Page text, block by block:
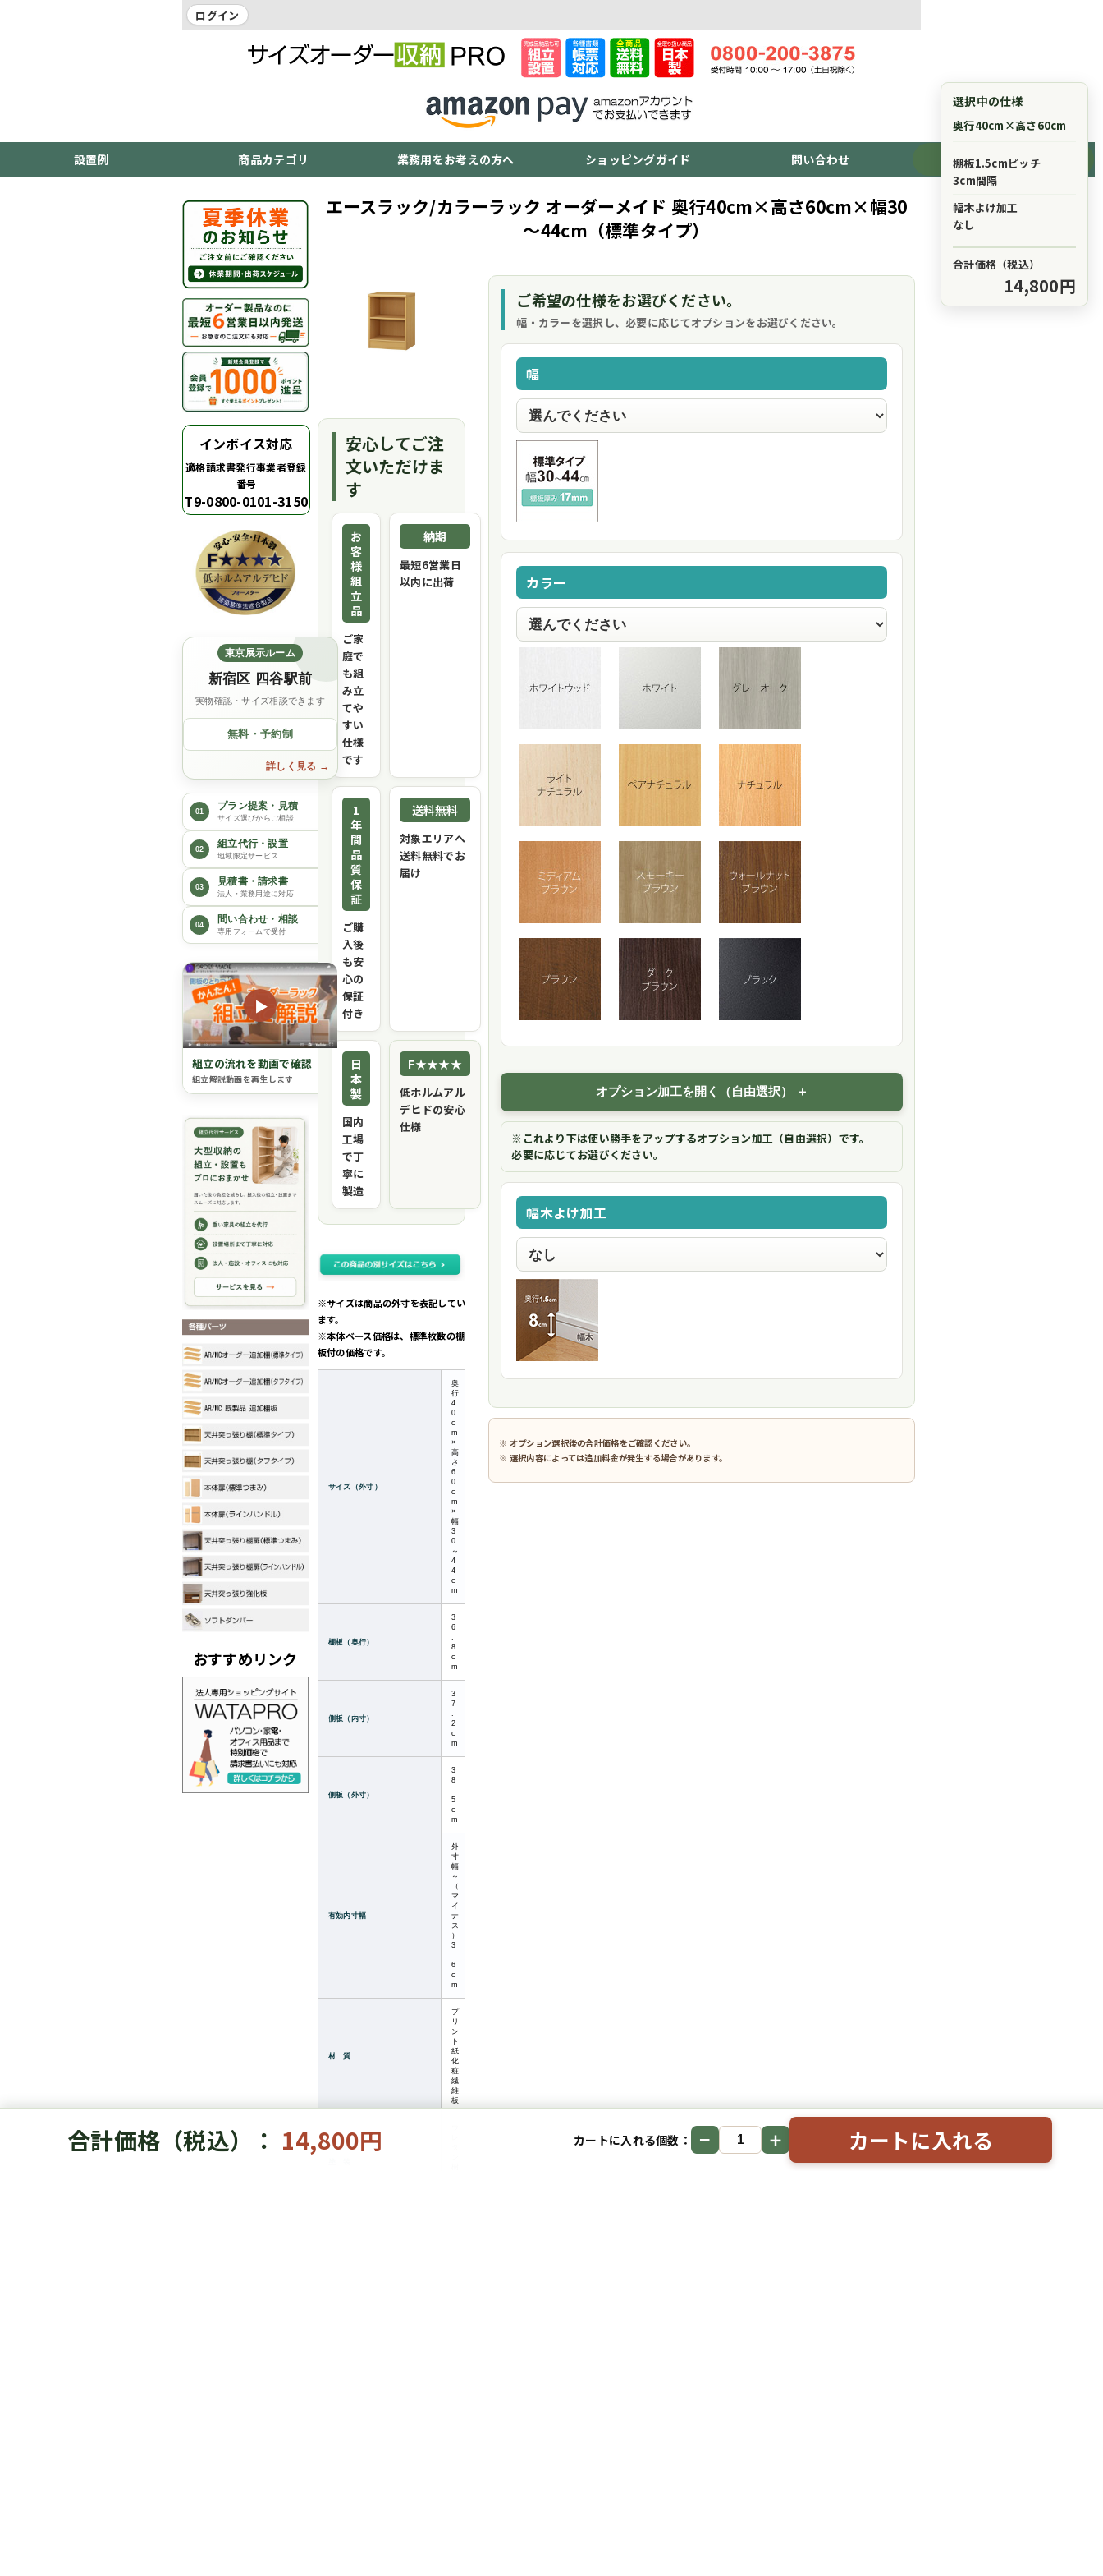
ログイン
設置例 商品カテゴリ 業務用をお考えの方へ ショッピングガイド 問い合わせ ショッピングカート
インボイス対応
適格請求書発行事業者登録
番号
T9-0800-0101-3150
東京展示ルーム
新宿区 四谷駅前
実物確認・サイズ相談できます
無料・予約制
詳しく見る
01 プラン提案・見積
サイズ選びからご相談
02 組立代行・設置
地域限定サービス
03 見積書・請求書
法人・業務用途に対応
04 問い合わせ・相談
専用フォームで受付
▶
組立の流れを動画で確認
組立解説動画を再生します
おすすめリンク
エースラック/カラーラック オーダーメイド 奥行40cm×高さ60cm×幅30
～44cm（標準タイプ）
安心してご注
文いただけま
す
お
客
様
組
立
品
ご家
庭で
も組
み立
てや
すい
仕様
です
納期
最短6営業日
以内に出荷
1
年
間
品
質
保
証
ご購
入後
も安
心の
保証
付き
送料無料
対象エリアへ
送料無料でお
届け
日
本
製
国内
工場
で丁
寧に
製造
F★★★★
低ホルムアル
デヒドの安心
仕様
※サイズは商品の外寸を表記してい
ます。
※本体ベース価格は、標準枚数の棚
板付の価格です。
サイズ（外寸）
奥
行
4
0
c
m
×
高
さ
6
0
c
m
×
幅
3
0
～
4
4
c
m
棚板（奥行）
3
6
.
8
c
m
側板（内寸）
3
7
.
2
c
m
側板（外寸）
3
8
.
5
c
m
有効内寸幅
外
寸
幅
～
（
マ
イ
ナ
ス
）
3
.
6
c
m
材 質
プ
リ
ン
ト
紙
化
粧
繊
維
板
ご希望の仕様をお選びください。
幅・カラーを選択し、必要に応じてオプションをお選びください。
選択中の仕様
奥行40cm×高さ60cm
棚板1.5cmピッチ
3cm間隔
幅木よけ加工
なし
合計価格（税込）
14,800円
幅
カラー
オプション加工を開く（自由選択）
※これより下は使い勝手をアップするオプション加工（自由選択）です。
必要に応じてお選びください。
幅木よけ加工
※ オプション選択後の合計価格をご確認ください。
※ 選択内容によっては追加料金が発生する場合があります。
合計価格（税込）： 14,800円 カートに入れる個数： − ＋ カートに入れる